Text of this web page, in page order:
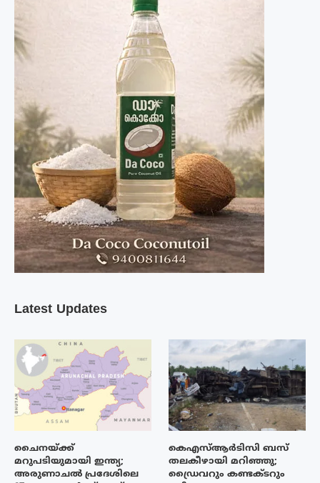
Latest Updates
ചൈനയ്ക്ക്
മറുപടിയുമായി ഇന്ത്യ;
അരുണാചൽ പ്രദേശിലെ
കെഎസ്ആർടിസി ബസ്
തലകീഴായി മറിഞ്ഞു;
ഡ്രൈവറും കണ്ടക്ടറും